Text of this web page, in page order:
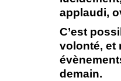
applaudi,
C’est
volonté, et
demain.